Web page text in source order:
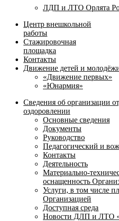
ЛДП и ЛТО Орлята
Центр внешкольной
работы
Стажировочная
площадка
Контакты
Движение детей и
«Движение первых»
«Юнармия»
Сведения об организации
оздоровлении
Основные сведения
Документы
Руководство
Педагогический и
Контакты
Деятельность
Материально-
оснащенность
Услуги, в том числе
Организацией
Доступная среда
Новости ДЛП и ЛТО